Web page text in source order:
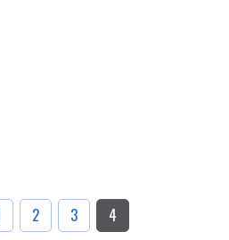
2 3 4